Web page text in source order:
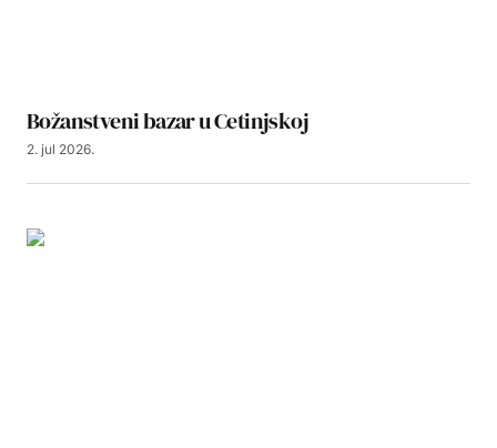
Božanstveni bazar u Cetinjskoj
2. jul 2026.